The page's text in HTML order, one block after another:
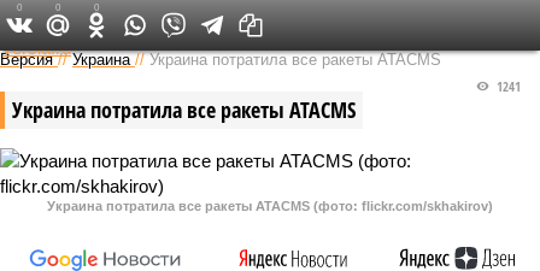
Федеральный выпуск
Версия //Украина //Украина потратила все ракеты ATACMS
Украина потратила все ракеты ATACMS
1241
Украина потратила все ракеты ATACMS (фото: flickr.com/skhakirov)
0 0 0